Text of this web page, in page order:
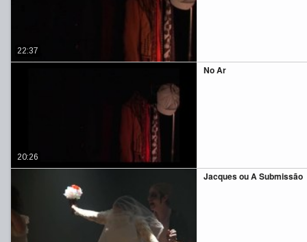
22:37
No Ar
20:26
Jacques ou A Submissão